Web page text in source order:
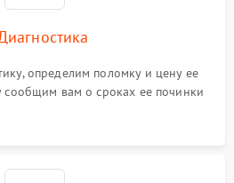
определим поломку и цену ее
сообщим вам о сроках ее починки